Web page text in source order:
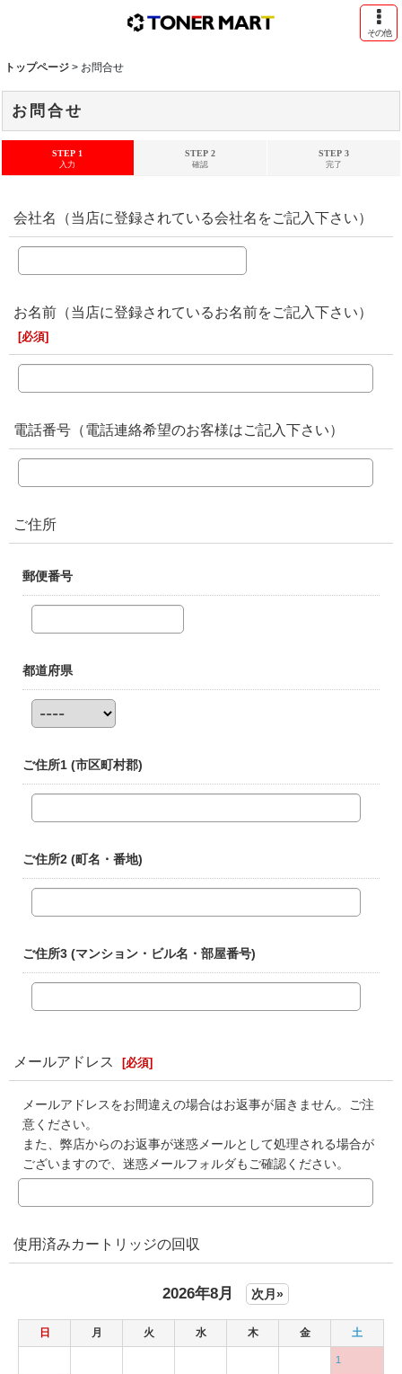
その他
トップページ > お問合せ
お問合せ
STEP 1
入力
STEP 2
確認
STEP 3
完了
会社名（当店に登録されている会社名をご記入下さい）
お名前（当店に登録されているお名前をご記入下さい）
[必須]
電話番号（電話連絡希望のお客様はご記入下さい）
ご住所
郵便番号
都道府県
ご住所1 (市区町村郡)
ご住所2 (町名・番地)
ご住所3 (マンション・ビル名・部屋番号)
メールアドレス [必須]
メールアドレスをお間違えの場合はお返事が届きません。ご注
意ください。
また、弊店からのお返事が迷惑メールとして処理される場合が
ございますので、迷惑メールフォルダもご確認ください。
使用済みカートリッジの回収
2026年8月 次月»
日 月 火 水 木 金 土
1